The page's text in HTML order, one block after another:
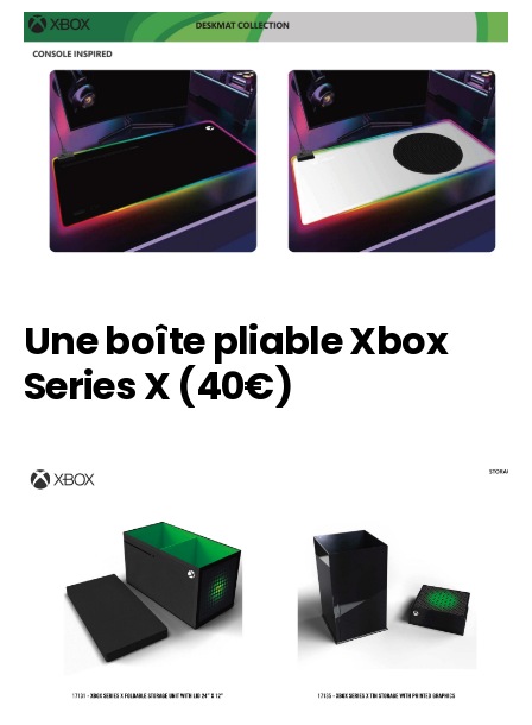
Une boîte pliable Xbox
Series X (40€)
Whatsapp
Email